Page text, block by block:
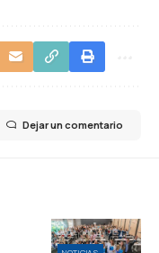
Dejar un comentario